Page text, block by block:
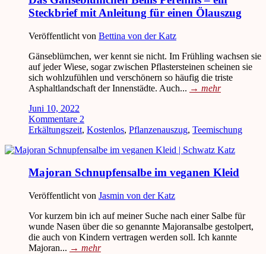
Steckbrief mit Anleitung für einen Ölauszug
Veröffentlicht von Bettina von der Katz
Gänseblümchen, wer kennt sie nicht. Im Frühling wachsen sie
auf jeder Wiese, sogar zwischen Pflastersteinen scheinen sie
sich wohlzufühlen und verschönern so häufig die triste
Asphaltlandschaft der Innenstädte. Auch... → mehr
Juni 10, 2022
Kommentare 2
Erkältungszeit, Kostenlos, Pflanzenauszug, Teemischung
Majoran Schnupfensalbe im veganen Kleid
Veröffentlicht von Jasmin von der Katz
Vor kurzem bin ich auf meiner Suche nach einer Salbe für
wunde Nasen über die so genannte Majoransalbe gestolpert,
die auch von Kindern vertragen werden soll. Ich kannte
Majoran... → mehr